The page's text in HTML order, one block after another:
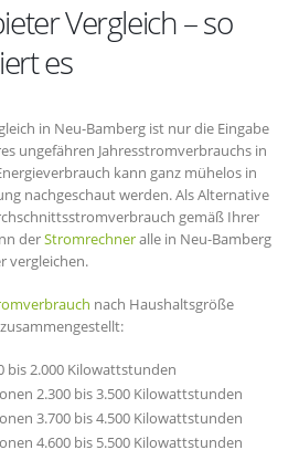
Vergleich – so
es
in Neu-Bamberg ist nur die Eingabe
ungefähren Jahresstromverbrauchs in
kann ganz mühelos in
nachgeschaut werden. Als Alternative
gemäß Ihrer
derStromrechneralle in Neu-Bamberg
vergleichen.
nach Haushaltsgröße
bis 2.000 Kilowattstunden
2.300 bis 3.500 Kilowattstunden
3.700 bis 4.500 Kilowattstunden
4.600 bis 5.500 Kilowattstunden